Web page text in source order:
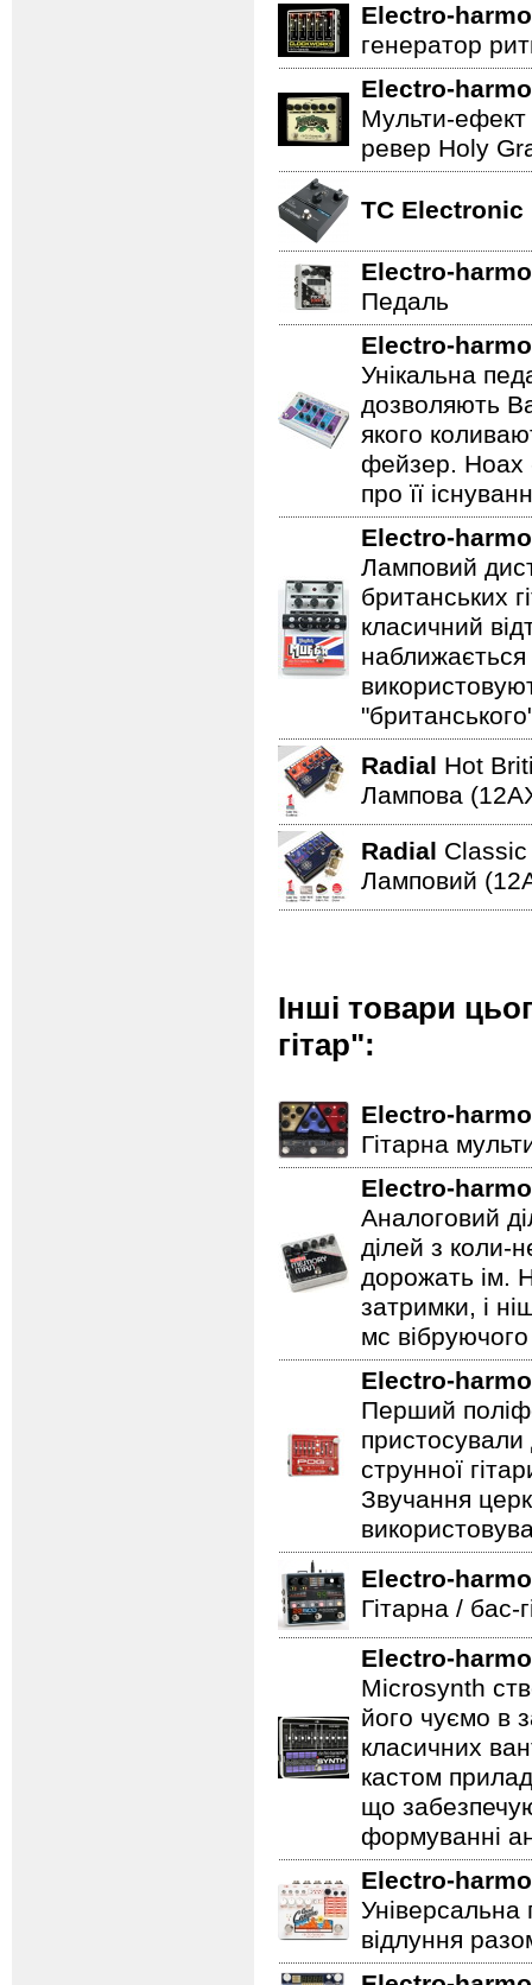
Electro-
генератор
Electro-
Мульти-ефект
ревер Holy
TC Electronic
Electro-
Педаль
Electro-
Унікальна
дозволяють
якого
фейзер. Hoax
про її
Electro-
Ламповий
британських
класичний
Radial Hot
Лампова
Radial
Ламповий
Інші товари
гітар":
Electro-
Гітарна
Electro-
Аналоговий
ділей з коли-
дорожать ім.
затримки, і
мс
Electro-
Перший
пристосували
струнної
Звучання
Electro-
Гітарна / бас-
Electro-
Microsynth
його чуємо в
класичних
кастом
що
формуванні
Electro-
Універсальна
відлуння